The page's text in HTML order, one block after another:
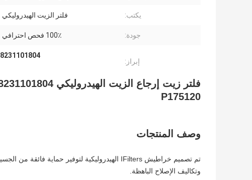
يكتب: فلتر الزيت الهيدروليكي
جودة: 100٪ فحص احترافي
إبراز:
8231101804 مرشحات هيدروليكية صناعية
P175120
وصف المنتجات
تم تصميم خراطيش IFilters الهيدروليكية لتوفير حماية فائقة من الجسيمات والتلوث الذي يمكن أن يؤدي إلى عدم الكفاءة ووقت التوقف
وتكاليف الإصلاح الباهظة.